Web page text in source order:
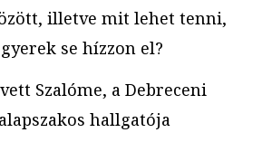
illetve mit lehet tenni,
se hízzon el?
Szalóme, a Debreceni
hallgatója